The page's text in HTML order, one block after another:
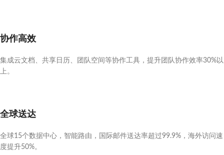
协作高效
集成云文档、共享日历、团队空间等协作工具，提升团队协作效率30%以
上。
全球送达
全球15个数据中心，智能路由，国际邮件送达率超过99.9%，海外访问速
度提升50%。